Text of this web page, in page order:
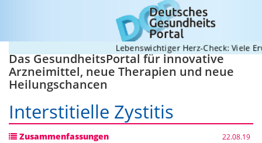
Lebenswichtiger Herz-Check: Viele
Das GesundheitsPortal für innovative
Arzneimittel, neue Therapien und neue
Heilungschancen
Interstitielle Zystitis
Zusammenfassungen 22.08.19